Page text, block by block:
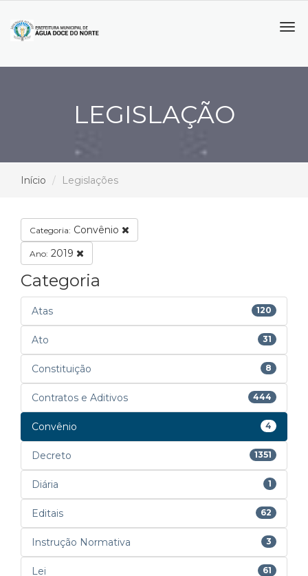
LEGISLAÇÃO
Início Legislações
Categoria: Convênio
Ano: 2019
Categoria
Atas 120
Ato 31
Constituição 8
Contratos e Aditivos 444
Convênio 4
Decreto 1351
Diária 1
Editais 62
Instrução Normativa 3
Lei 61